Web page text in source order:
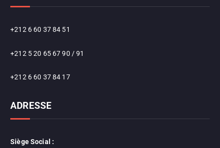
+212 6 60 37 84 51
+212 5 20 65 67 90 / 91
+212 6 60 37 84 17
ADRESSE
Siège Social :